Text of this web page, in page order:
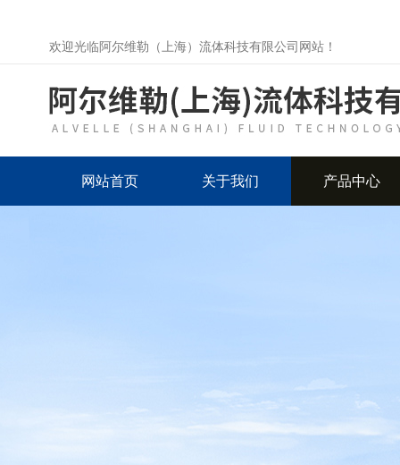
欢迎光临阿尔维勒（上海）流体科技有限公司网站！
网站首页 关于我们 产品中心